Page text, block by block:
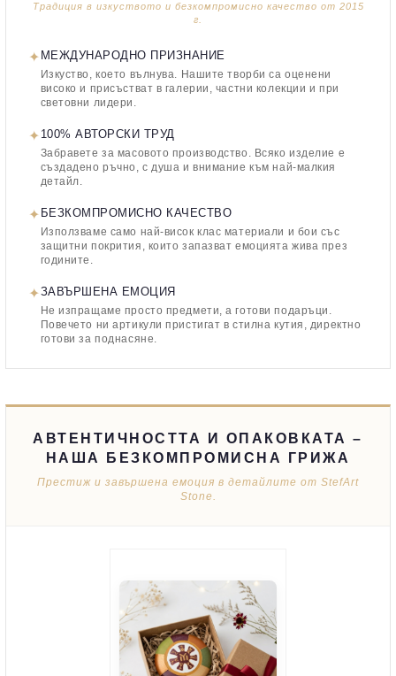
Традиция в изкуството и безкомпромисно качество от 2015
г.
✦ МЕЖДУНАРОДНО ПРИЗНАНИЕ
Изкуство, което вълнува. Нашите творби са оценени
високо и присъстват в галерии, частни колекции и при
световни лидери.
✦ 100% АВТОРСКИ ТРУД
Забравете за масовото производство. Всяко изделие е
създадено ръчно, с душа и внимание към най-малкия
детайл.
✦ БЕЗКОМПРОМИСНО КАЧЕСТВО
Използваме само най-висок клас материали и бои със
защитни покрития, които запазват емоцията жива през
годините.
✦ЗАВЪРШЕНА ЕМОЦИЯ
Не изпращаме просто предмети, а готови подаръци.
Повечето ни артикули пристигат в стилна кутия, директно
готови за поднасяне.
АВТЕНТИЧНОСТТА И ОПАКОВКАТА –
НАША БЕЗКОМПРОМИСНА ГРИЖА
Престиж и завършена емоция в детайлите от StefArt
Stone.